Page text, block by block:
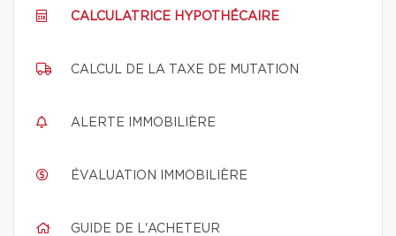
CALCULATRICE HYPOTHÉCAIRE
CALCUL DE LA TAXE DE MUTATION
ALERTE IMMOBILIÈRE
ÉVALUATION IMMOBILIÈRE
GUIDE DE L'ACHETEUR